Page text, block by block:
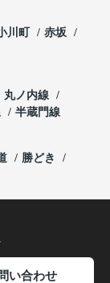
川町
赤坂
丸ノ内線
半蔵門線
勝どき
い合わせ